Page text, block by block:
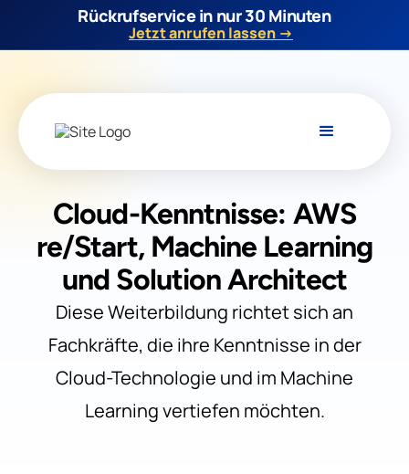
Rückrufservice in nur 30 Minuten
Jetzt anrufen lassen →
Cloud-Kenntnisse: AWS
re/Start, Machine Learning
und Solution Architect
Diese Weiterbildung richtet sich an
Fachkräfte, die ihre Kenntnisse in der
Cloud-Technologie und im Machine
Learning vertiefen möchten.